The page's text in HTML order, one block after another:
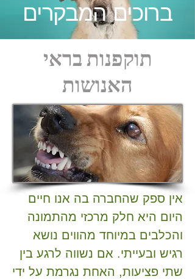
ברוכים המבקרים
תוקפנות בראי
האנושות
אין ספק שהחברה בה אנו חיים
היום היא חלק מרכזי מהתמונה
והכלבים במיוחד מהווים נושא
רגיש ובעייתי. אם נשווה לרגע בין
שתי פציעות, האחת נגרמת על ידי